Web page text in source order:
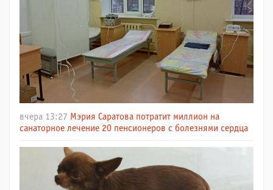
вчера 13:27 Мэрия Саратова потратит миллион на
санаторное лечение 20 пенсионеров с болезнями сердца